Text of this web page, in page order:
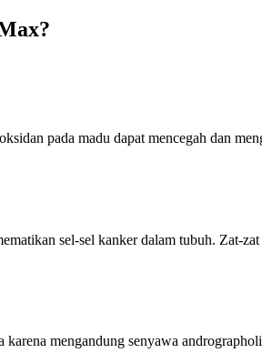
pada madu dapat mencegah dan
sel-sel kanker dalam tubuh. Zat-
mengandung senyawa